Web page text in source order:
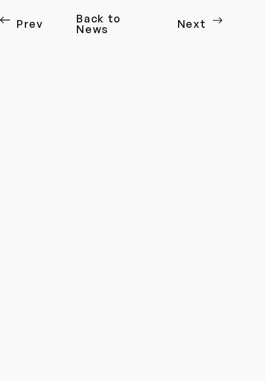
Prev
Back to
News
Next